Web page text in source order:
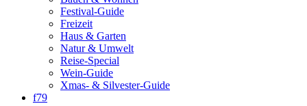
Festival-Guide
Freizeit
Haus & Garten
Natur & Umwelt
Reise-Special
Wein-Guide
Xmas- & Silvester-Guide
f79